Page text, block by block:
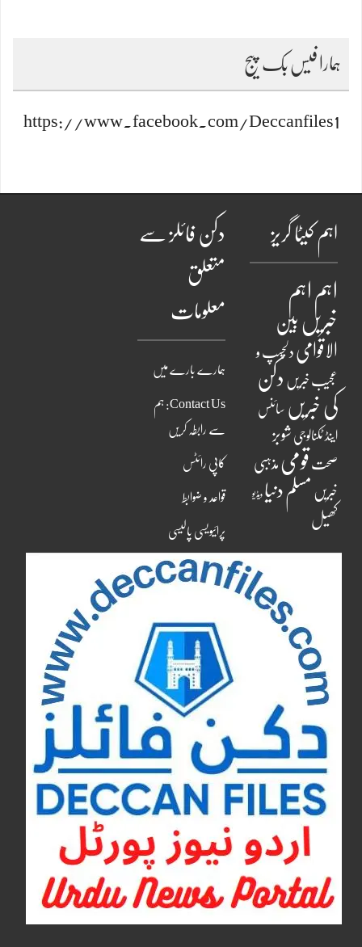
ہمارا فیس بک پیج
https://www.facebook.com/Deccanfiles1
اہم کیٹا گریز
اہم اہم
خبریں بین
الاقوامی دلچسپ و
عجیب خبریں دکن
کی خبریں سائنس
اینڈ ٹکنالوجی شوبز
صحت قومی مذہبی
خبریں مسلم دنیا ویڈیو
کھیل
دکن فائلز سے
متعلق
معلومات
ہمارے بارے میں
Contact Us: ہم
سے رابطہ کریں
کاپی رائٹس
قواعد و ضوابط
پرائیویسی پالیسی